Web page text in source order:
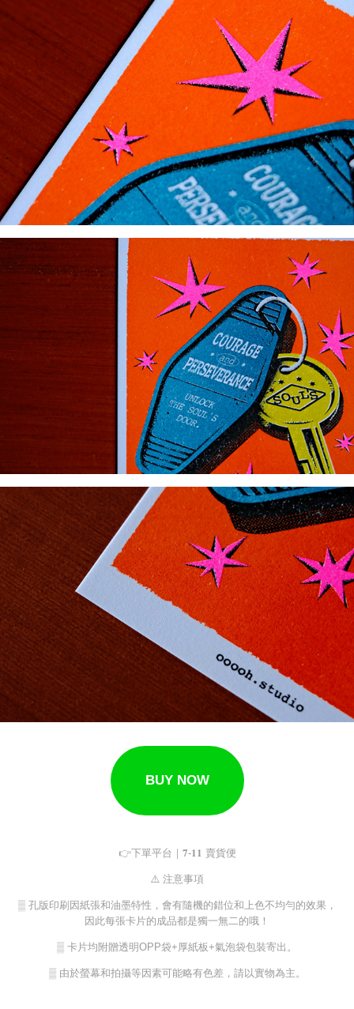
BUY NOW
👉下單平台｜𝟕-𝟏𝟏 賣貨便
⚠️ 注意事項
▒ 孔版印刷因紙張和油墨特性，會有隨機的錯位和上色不均勻的效果，
因此每張卡片的成品都是獨一無二的哦！
▒ 卡片均附贈透明OPP袋+厚紙板+氣泡袋包裝寄出。
▒ 由於螢幕和拍攝等因素可能略有色差，請以實物為主。